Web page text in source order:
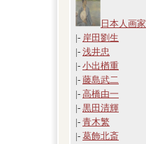
日本人画家
|- 岸田劉生
|- 浅井忠
|- 小出楢重
|- 藤島武二
|- 高橋由一
|- 黒田清輝
|- 青木繁
|- 葛飾北斎